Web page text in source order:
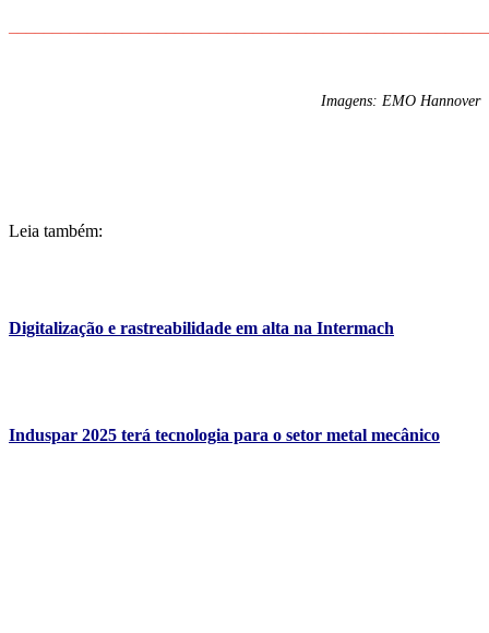
Imagens: EMO Hannover
Leia também:
Digitalização e rastreabilidade em alta na Intermach
Induspar 2025 terá tecnologia para o setor metal mecânico